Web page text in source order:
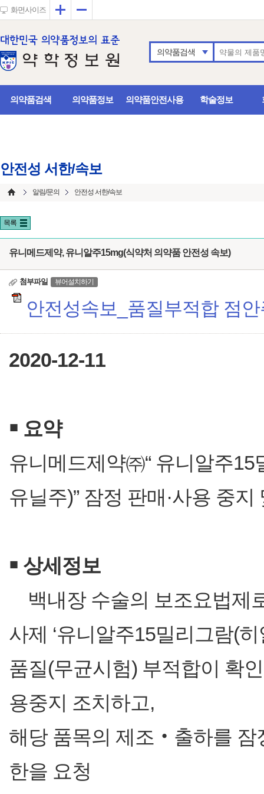
화면사이즈 확대
의약품검색
의약품검색 의약품정보 의약품안전사용 학술정보
안전성 서한/속보
알림/문의 안전성 서한/속보
목록
유니메드제약, 유니알주15mg(식약처 의약품 안전성 속보)
첨부파일 뷰어설치하기
안전성속보_품질부적합 점
2020-12-11
￭ 요약
유니메드제약㈜“ 유니알주
유닐주)” 잠정 판매·사용 중지
￭ 상세정보
백내장 수술의 보조요법제
사제 ‘유니알주15밀리그람(
품질(무균시험) 부적합이 확
용중지 조치하고,
해당 품목의 제조‧출하를 잠
한을 요청